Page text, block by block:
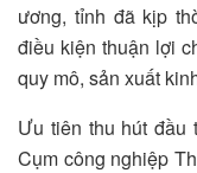
ương, tỉnh đã kịp
điều kiện thuận lợi
quy mô, sản xuất
Ưu tiên thu hút đầu
Cụm công nghiệp